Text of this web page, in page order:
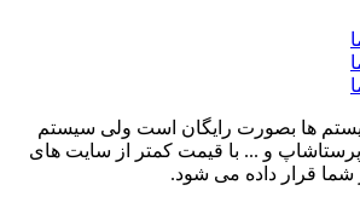
ها بصورت رایگان است ولی سیستم
و ... با قیمت کمتر از سایت های
شما قرار داده می شود.